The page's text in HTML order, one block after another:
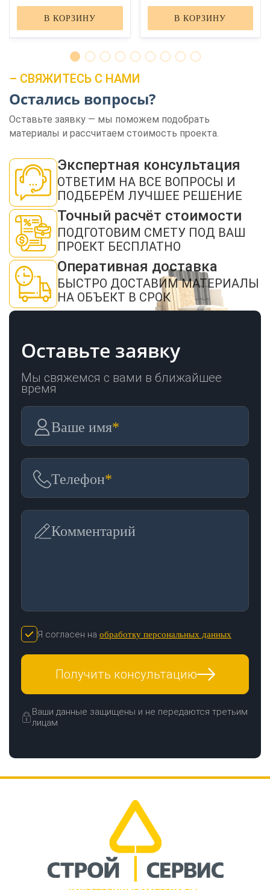
В КОРЗИНУ В КОРЗИНУ
– СВЯЖИТЕСЬ С НАМИ
Остались вопросы?
Оставьте заявку — мы поможем подобрать
материалы и рассчитаем стоимость проекта.
Экспертная консультация
ОТВЕТИМ НА ВСЕ ВОПРОСЫ И
ПОДБЕРЁМ ЛУЧШЕЕ РЕШЕНИЕ
Точный расчёт стоимости
ПОДГОТОВИМ СМЕТУ ПОД ВАШ
ПРОЕКТ БЕСПЛАТНО
Оперативная доставка
БЫСТРО ДОСТАВИМ МАТЕРИАЛЫ
НА ОБЪЕКТ В СРОК
Оставьте заявку
Мы свяжемся с вами в ближайшее
время
Ваше имя*
Телефон*
Комментарий
Я согласен на обработку персональных данных
Получить консультацию
Ваши данные защищены и не передаются третьим
лицам
ЗАКАЗАТЬ ЗВОНОК
Нажимая кнопку "Отправить", я даю своё согласие на обработку моих
персональных данных в соответствии с ФЗ от 27.07.2006 № 152-ФЗ "О
персональных данных", на условиях и для целей, определенных в
конфиденциальности